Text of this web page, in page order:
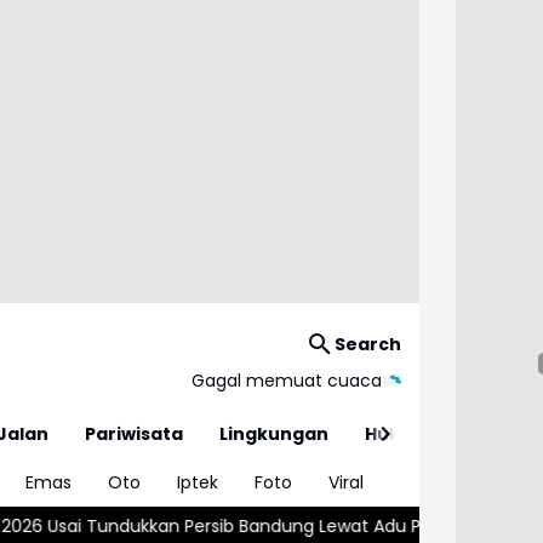
Search
Gagal memuat cuaca
Pariwisata Lingkungan
Hukum
Emas Oto Iptek Foto
Viral
Bandung Lewat Adu Penalti Kemnaker Sesuaikan